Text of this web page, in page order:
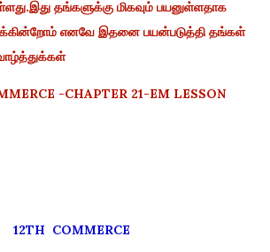
தங்களுக்கு மிகவும் பயனுள்ளதாக
எனவே இதனை பயன்படுத்தி தங்கள்
-CHAPTER 21-EM LESSON
12TH COMMERCE